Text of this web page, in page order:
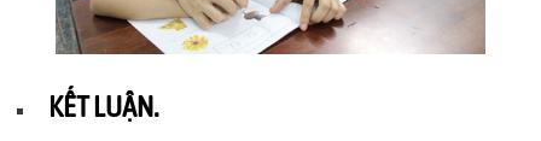
KẾT LUẬN.